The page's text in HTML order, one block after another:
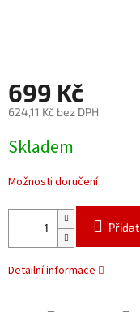
699 Kč
624,11 Kč bez DPH
cena:
Skladem
Možnosti doručení
Detailní informace